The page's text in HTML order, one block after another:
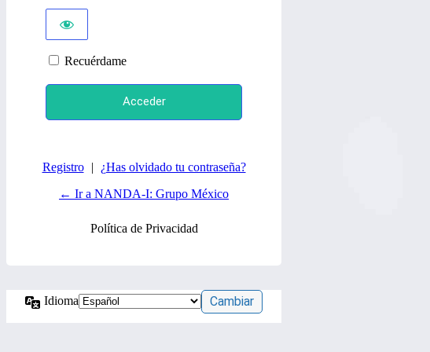
Recuérdame
Registro |
¿Has olvidado tu contraseña?
← Ir a NANDA-I: Grupo México
Política de Privacidad
Idioma